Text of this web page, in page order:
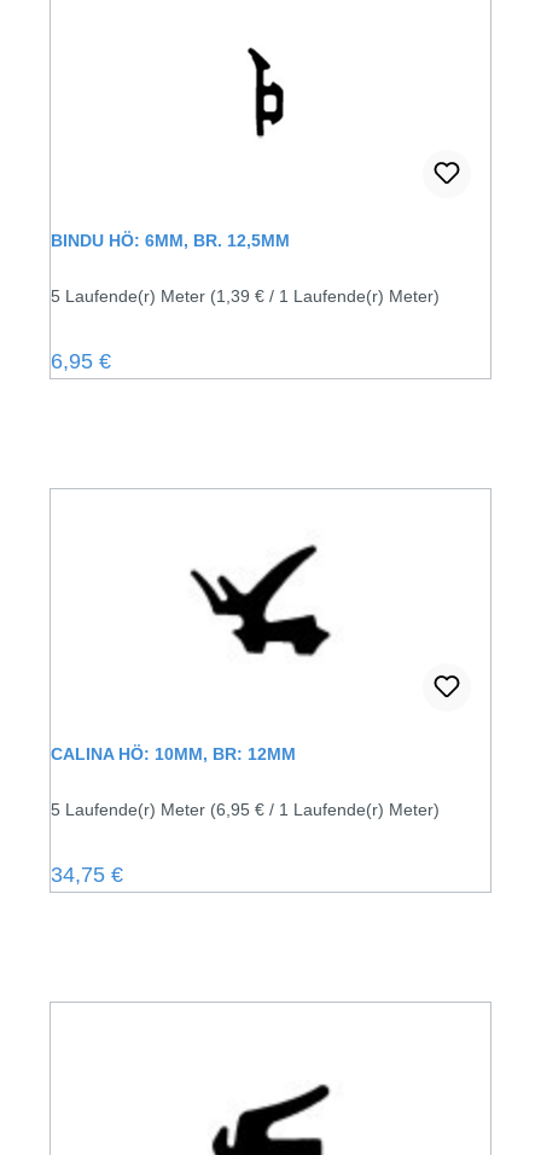
BINDU HÖ: 6MM, BR. 12,5MM
5 Laufende(r) Meter (1,39 € / 1 Laufende(r) Meter)
Regulärer Preis:
6,95 €
CALINA HÖ: 10MM, BR: 12MM
5 Laufende(r) Meter (6,95 € / 1 Laufende(r) Meter)
Regulärer Preis:
34,75 €